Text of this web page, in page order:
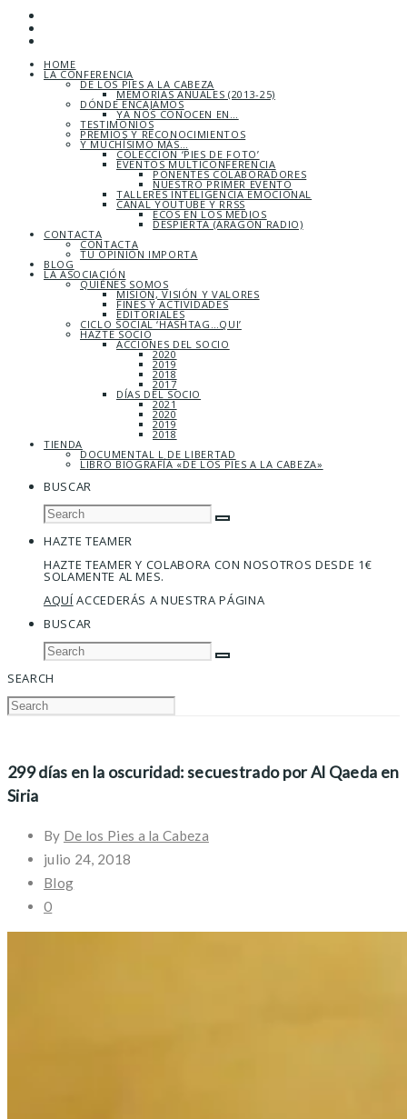
HOME
LA CONFERENCIA
DE LOS PIES A LA CABEZA
MEMORIAS ANUALES (2013-25)
DÓNDE ENCAJAMOS
YA NOS CONOCEN EN…
TESTIMONIOS
PREMIOS Y RECONOCIMIENTOS
Y MUCHÍSIMO MÁS…
COLECCIÓN ‘PIES DE FOTO’
EVENTOS MULTICONFERENCIA
PONENTES COLABORADORES
NUESTRO PRIMER EVENTO
TALLERES INTELIGENCIA EMOCIONAL
CANAL YOUTUBE Y RRSS
ECOS EN LOS MEDIOS
DESPIERTA (ARAGÓN RADIO)
CONTACTA
CONTACTA
TU OPINIÓN IMPORTA
BLOG
LA ASOCIACIÓN
QUIÉNES SOMOS
MISIÓN, VISIÓN Y VALORES
FINES Y ACTIVIDADES
EDITORIALES
CICLO SOCIAL ‘HASHTAG…QUI’
HAZTE SOCIO
ACCIONES DEL SOCIO
2020
2019
2018
2017
DÍAS DEL SOCIO
2021
2020
2019
2018
TIENDA
DOCUMENTAL L DE LIBERTAD
LIBRO BIOGRAFÍA «DE LOS PIES A LA CABEZA»
BUSCAR
HAZTE TEAMER
HAZTE TEAMER Y COLABORA CON NOSOTROS DESDE 1€
SOLAMENTE AL MES.
AQUÍACCEDERÁS A NUESTRA PÁGINA
BUSCAR
SEARCH
299 días en la oscuridad: secuestrado por Al Qaeda en
Siria
By De los Pies a la Cabeza
julio 24, 2018
Blog
0